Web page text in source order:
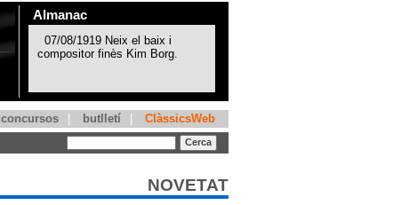
Almanac
concursos butlletí
ClàssicsWeb
NOVETAT